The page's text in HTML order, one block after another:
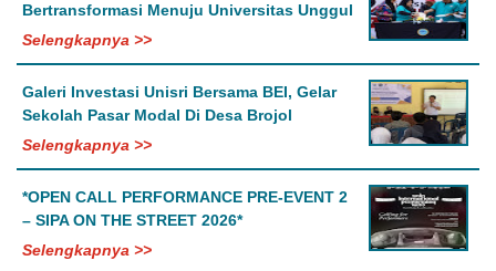
Bertransformasi Menuju Universitas Unggul
Selengkapnya >>
Galeri Investasi Unisri Bersama BEI, Gelar
Sekolah Pasar Modal Di Desa Brojol
Selengkapnya >>
*OPEN CALL PERFORMANCE PRE-EVENT 2
– SIPA ON THE STREET 2026*
Selengkapnya >>